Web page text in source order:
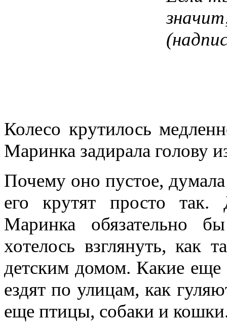
Колесо крутилось
Маринка задирала голову
Почему оно пустое, думала
его крутят просто
Маринка обязательно
хотелось взглянуть, как
детским домом. Какие
ездят по улицам, как
еще птицы, собаки и